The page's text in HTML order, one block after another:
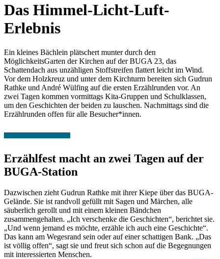
Das Himmel-Licht-Luft-
Erlebnis
Ein kleines Bächlein plätschert munter durch den
MöglichkeitsGarten der Kirchen auf der BUGA 23, das
Schattendach aus unzähligen Stoffstreifen flattert leicht im Wind.
Vor dem Holzkreuz und unter dem Kirchturm bereiten sich Gudrun
Rathke und André Wülfing auf die ersten Erzählrunden vor. An
zwei Tagen kommen vormittags Kita-Gruppen und Schulklassen,
um den Geschichten der beiden zu lauschen. Nachmittags sind die
Erzählrunden offen für alle Besucher*innen.
Erzählfest macht an zwei Tagen auf der
BUGA-Station
Dazwischen zieht Gudrun Rathke mit ihrer Kiepe über das BUGA-
Gelände. Sie ist randvoll gefüllt mit Sagen und Märchen, alle
säuberlich gerollt und mit einem kleinen Bändchen
zusammengehalten. „Ich verschenke die Geschichten“, berichtet sie.
„Und wenn jemand es möchte, erzähle ich auch eine Geschichte“.
Das kann am Wegesrand sein oder auf einer schattigen Bank. „Das
ist völlig offen“, sagt sie und freut sich schon auf die Begegnungen
mit interessierten Menschen.